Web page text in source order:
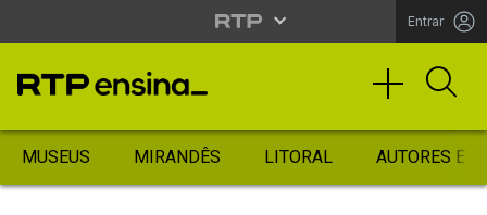
Entrar
MUSEUS MIRANDÊS LITORAL AUTORES